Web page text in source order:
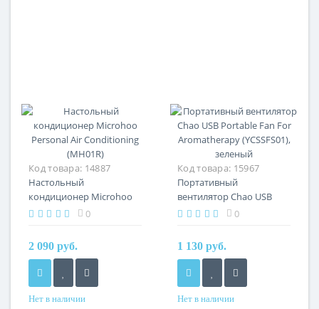
Код товара: 14887
Настольный
кондиционер Microhoo
Personal Air Conditioning
0
2 090 руб.
Нет в наличии
Код товара: 15967
Портативный
вентилятор Chao USB
Portable Fan For
зеленый
0
1 130 руб.
Нет в наличии